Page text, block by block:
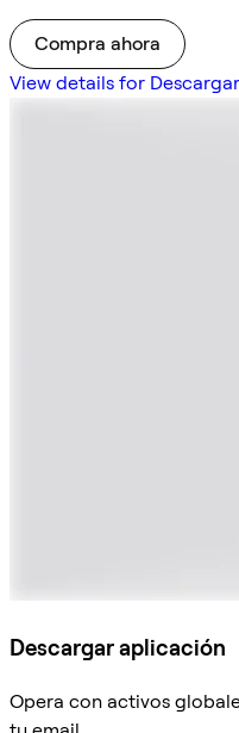
Compra ahora
View details for
Descargar aplicación
Opera con activos